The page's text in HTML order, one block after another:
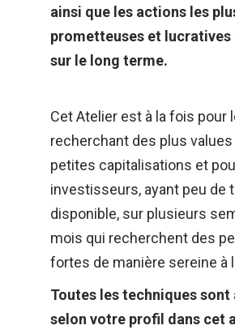
ainsi que les actions les
prometteuses et lucratives
sur le long terme.
Cet Atelier est à la fois pour
recherchant des plus
petites capitalisations et
investisseurs, ayant peu de
disponible, sur plusieurs
mois qui recherchent des
fortes de manière sereine à
Toutes les techniques sont
selon votre profil dans cet